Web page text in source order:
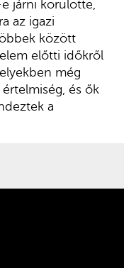
járni körülötte,
az igazi
között
előtti időkről
még
és ők
a